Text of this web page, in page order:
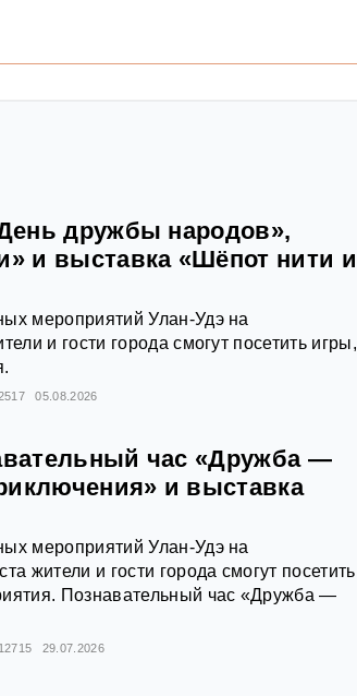
дружбы народов»,
и выставка «Шёпот нити и
мероприятий Улан-Удэ на
и гости города смогут посетить игры,
05.08.2026
час «Дружба —
и выставка
мероприятий Улан-Удэ на
жители и гости города смогут посетить
Познавательный час «Дружба —
12715 29.07.2026